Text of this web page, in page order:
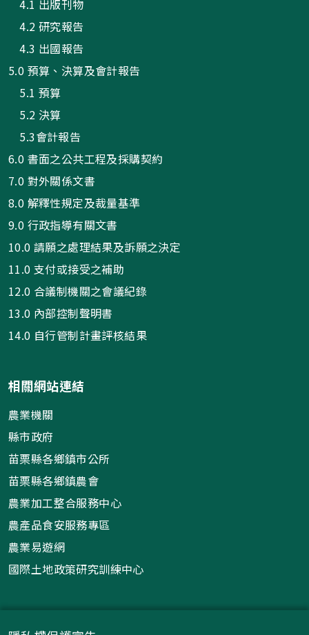
4.1 出版刊物
4.2 研究報告
4.3 出國報告
5.0 預算、決算及會計報告
5.1 預算
5.2 決算
5.3會計報告
6.0 書面之公共工程及採購契約
7.0 對外關係文書
8.0 解釋性規定及裁量基準
9.0 行政指導有關文書
10.0 請願之處理結果及訴願之決定
11.0 支付或接受之補助
12.0 合議制機關之會議紀錄
13.0 內部控制聲明書
14.0 自行管制計畫評核結果
相關網站連結
農業機關
縣市政府
苗栗縣各鄉鎮市公所
苗栗縣各鄉鎮農會
農業加工整合服務中心
農產品食安服務專區
農業易遊網
國際土地政策研究訓練中心